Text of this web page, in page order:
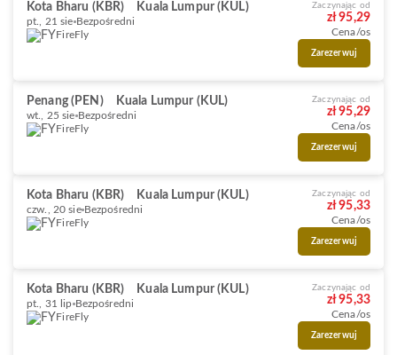
Kota Bharu (KBR) Kuala Lumpur (KUL)
pt., 21 sie Bezpośredni
FireFly
Zaczynając od
zł 95,29
Cena/os
Zarezerwuj
Penang (PEN) Kuala Lumpur (KUL)
wt., 25 sie Bezpośredni
FireFly
Zaczynając od
zł 95,29
Cena/os
Zarezerwuj
Kota Bharu (KBR) Kuala Lumpur (KUL)
czw., 20 sie Bezpośredni
FireFly
Zaczynając od
zł 95,33
Cena/os
Zarezerwuj
Kota Bharu (KBR) Kuala Lumpur (KUL)
pt., 31 lip Bezpośredni
FireFly
Zaczynając od
zł 95,33
Cena/os
Zarezerwuj